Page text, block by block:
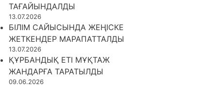
ТАҒАЙЫНДАЛДЫ
13.07.2026
БІЛІМ САЙЫСЫНДА ЖЕҢІСКЕ
ЖЕТКЕНДЕР МАРАПАТТАЛДЫ
13.07.2026
ҚҰРБАНДЫҚ ЕТІ МҰҚТАЖ
ЖАНДАРҒА ТАРАТЫЛДЫ
09.06.2026